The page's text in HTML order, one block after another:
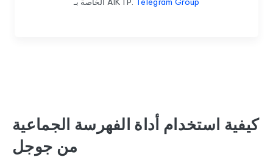
كيفية استخدام أداة الفهرسة الجماعية
من جوجل